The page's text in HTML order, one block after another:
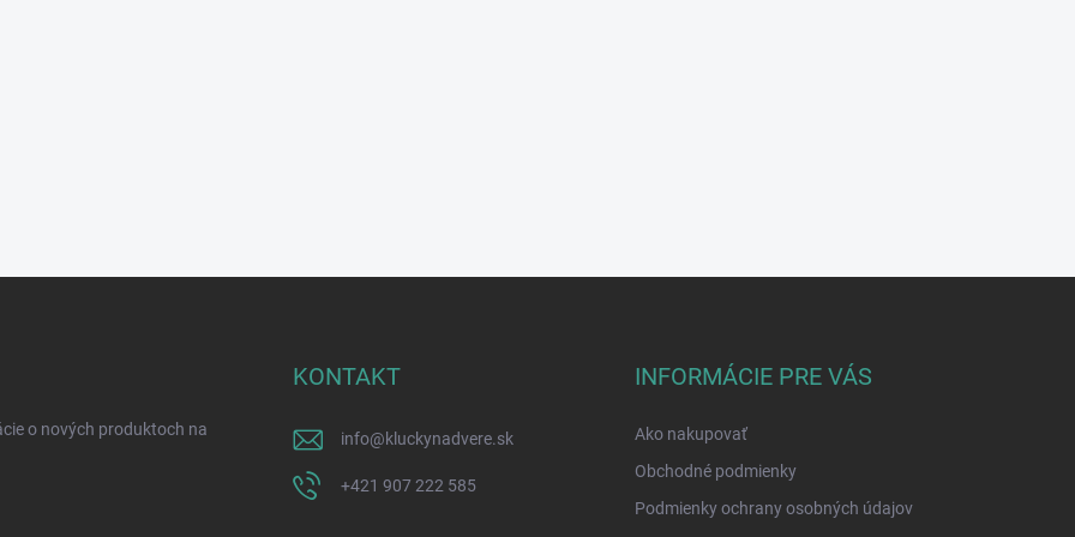
o nových produktoch na
KONTAKT
info@kluckynadvere.sk
+421 907 222 585
INFORMÁCIE PRE VÁS
Ako nakupovať
Obchodné podmienky
Podmienky ochrany osobných údajov